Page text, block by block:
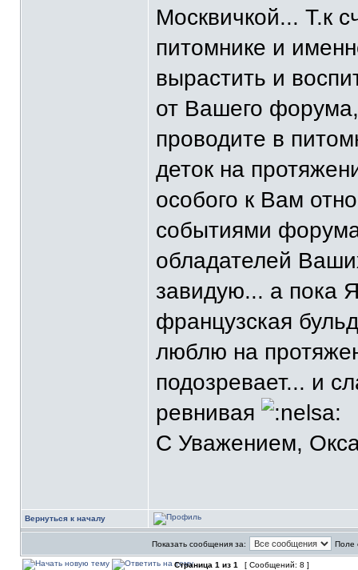
Москвичкой... Т.к
питомнике и
вырастить и
от Вашего
проводите в
деток на
особого к Вам
событиями
обладателей
завидую... а пока
французская
люблю на
подозревает... и
ревнивая
С Уважением,
Вернуться к началу
Показать сообщения за: Поле
Страница 1 из 1 [ Сообщений: 8 ]